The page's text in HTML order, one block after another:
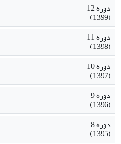
دوره 12
(1399)
دوره 11
(1398)
دوره 10
(1397)
دوره 9
(1396)
دوره 8
(1395)